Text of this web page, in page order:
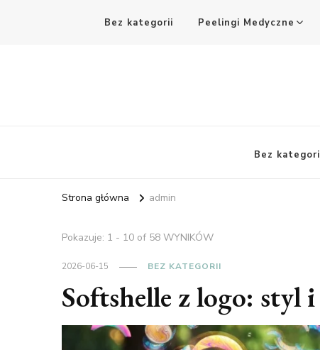
Bez kategorii Peelingi Medyczne
Bez
Strona główna admin
Pokazuje: 1 - 10 of 58 WYNIKÓW
2026-06-15 BEZ KATEGORII
Softshelle z logo: